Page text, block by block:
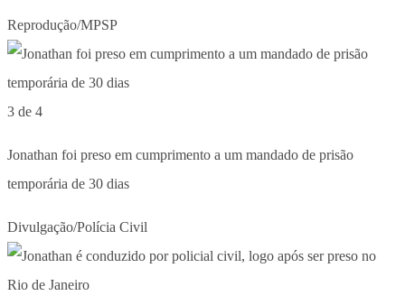
Reprodução/MPSP
3 de 4
Jonathan foi preso em cumprimento a um mandado de prisão
temporária de 30 dias
Divulgação/Polícia Civil